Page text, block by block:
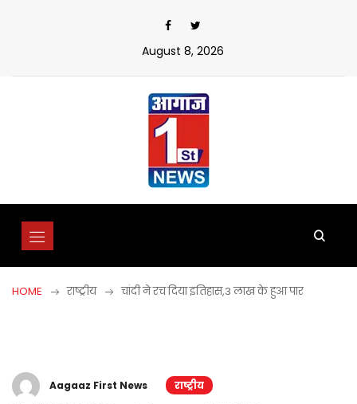
August 8, 2026
HOME राष्ट्रीय चांदी ने रच दिया इतिहास,3 लाख के हुआ पार
Aagaaz First News
राष्ट्रीय